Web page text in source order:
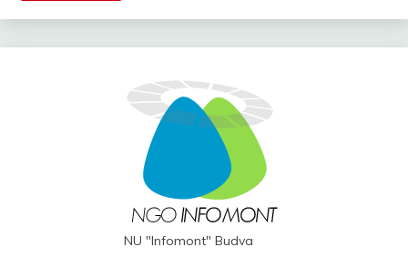
NU "Infomont" Budva